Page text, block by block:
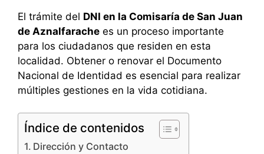
El trámite del DNI en la Comisaría de San Juan
de Aznalfarache es un proceso importante
para los ciudadanos que residen en esta
localidad. Obtener o renovar el Documento
Nacional de Identidad es esencial para realizar
múltiples gestiones en la vida cotidiana.
Índice de contenidos
Dirección y Contacto